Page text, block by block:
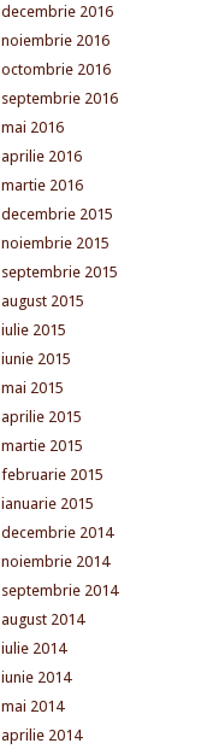
decembrie 2016
noiembrie 2016
octombrie 2016
septembrie 2016
mai 2016
aprilie 2016
martie 2016
decembrie 2015
noiembrie 2015
septembrie 2015
august 2015
iulie 2015
iunie 2015
mai 2015
aprilie 2015
martie 2015
februarie 2015
ianuarie 2015
decembrie 2014
noiembrie 2014
septembrie 2014
august 2014
iulie 2014
iunie 2014
mai 2014
aprilie 2014